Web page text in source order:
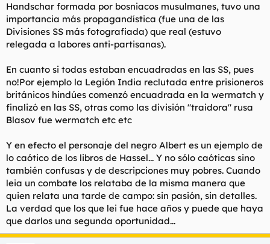
Handschar formada por bosniacos musulmanes, tuvo una
importancia más propagandística (fue una de las
Divisiones SS más fotografiada) que real (estuvo
relegada a labores anti-partisanas).
En cuanto si todas estaban encuadradas en las SS, pues
no!Por ejemplo la Legión India reclutada entre prisioneros
británicos hindúes comenzó encuadrada en la wermatch y
finalizó en las SS, otras como las división "traidora" rusa
Blasov fue wermatch etc etc
Y en efecto el personaje del negro Albert es un ejemplo de
lo caótico de los libros de Hassel... Y no sólo caóticas sino
también confusas y de descripciones muy pobres. Cuando
leia un combate los relataba de la misma manera que
quien relata una tarde de campo: sin pasión, sin detalles.
La verdad que los que lei fue hace años y puede que haya
que darlos una segunda oportunidad...